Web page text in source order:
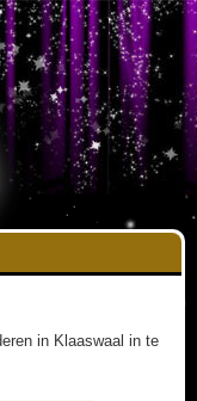
in Klaaswaal in te